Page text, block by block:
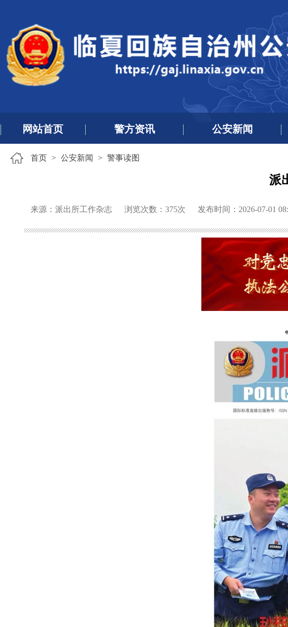
网站首页 警方资讯 公安新闻
首页 > 公安新闻 > 警事读图
派
来源：派出所工作杂志 浏览次数： 375次 发布时间：2026-07-01